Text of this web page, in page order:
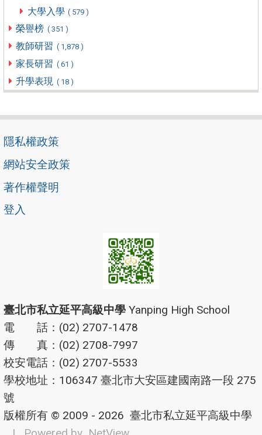
大學入學 ( 579 )
榮譽榜 ( 351 )
教師研習 ( 1,878 )
家長研習 ( 61 )
升學表現 ( 18 )
隱私權政策
網站安全政策
著作權聲明
登入
臺北市私立延平高級中學 Yanping High School
電 話：(02) 2707-1478
傳 真：(02) 2708-7997
校安電話：(02) 2707-5533
學校地址：106347 臺北市大安區建國南路一段 275
號
版權所有 © 2009 - 2026 臺北市私立延平高級中學